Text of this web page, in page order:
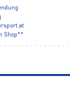
Shop**